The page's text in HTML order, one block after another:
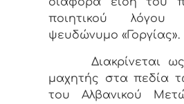
ποιητικού
ψευδώνυμο «Γοργίας».
Διακρίνεται ως
μαχητής στα πεδία
του Αλβανικού